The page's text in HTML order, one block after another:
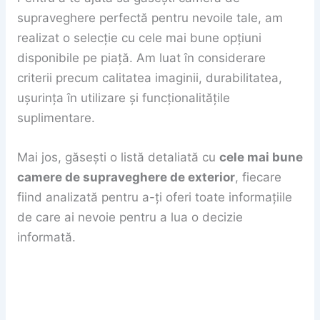
supraveghere perfectă pentru nevoile tale, am
realizat o selecție cu cele mai bune opțiuni
disponibile pe piață. Am luat în considerare
criterii precum calitatea imaginii, durabilitatea,
ușurința în utilizare și funcționalitățile
suplimentare.
Mai jos, găsești o listă detaliată cu cele mai bune
camere de supraveghere de exterior, fiecare
fiind analizată pentru a-ți oferi toate informațiile
de care ai nevoie pentru a lua o decizie
informată.